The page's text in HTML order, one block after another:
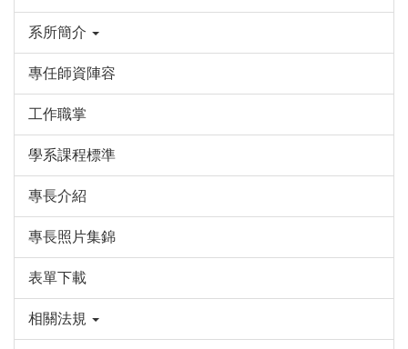
系所簡介
專任師資陣容
工作職掌
學系課程標準
專長介紹
專長照片集錦
表單下載
相關法規